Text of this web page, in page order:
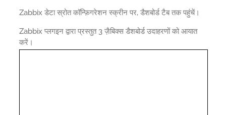
Zabbix डेटा स्रोत कॉन्फ़िगरेशन स्क्रीन पर, डैशबोर्ड टैब तक पहुंचें।
Zabbix प्लगइन द्वारा प्रस्तुत 3 ज़ैबिक्स डैशबोर्ड उदाहरणों को आयात
करें।